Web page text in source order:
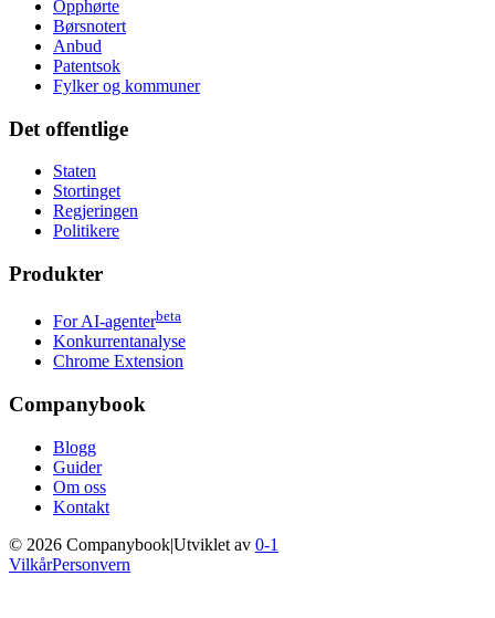
Opphørte
Børsnotert
Anbud
Patentsok
Fylker og kommuner
Det offentlige
Staten
Stortinget
Regjeringen
Politikere
Produkter
For AI-agenterbeta
Konkurrentanalyse
Chrome Extension
Companybook
Blogg
Guider
Om oss
Kontakt
© 2026 Companybook|Utviklet av 0-1
VilkårPersonvern